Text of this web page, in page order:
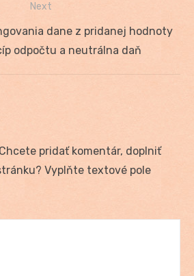
Next
dane z pridanej hodnoty
odpočtu a neutrálna daň
pridať komentár, doplniť
Vyplňte textové pole